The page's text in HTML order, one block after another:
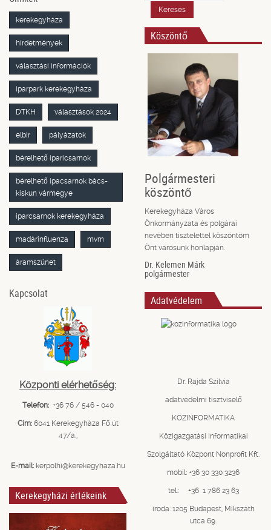
kerekegyháza
hirdetmények
választási információk
iparpark kerekegyháza
DTKH választások 2024
elbir pályázatok
bérelhető iparicsarnok
bérelhető ipacsarnok bács-
kiskun vármegye
iparcsarnok kerekegyháza
madárinfluenza mvm
áramszünet
Kapcsolat
Központi elérhetőség:
Telefon: +36 76 / 546 - 040
Cím: 6041 Kerekegyháza Fő út
47/a.,
E-mail: kerpolhi@kerekegyhaza.hu
Kerekegyházi értékeink
Keresés
Köszöntő
Polgármesteri
köszöntő
Kerekegyháza Város
Önkormányzata és polgárai
nevében tisztelettel köszöntöm
Önt városunk honlapján.
Dr. Kelemen Márk
polgármester
Adatvédelem
Dr. Rajda Szilvia
adatvédelmi tisztviselő
KÖZINFORMATIKA
Közigazgatási Informatikai
Szolgáltató Központ Nonprofit Kft.
mobil: +36 30 330 3236
tel.: +36 1 786 23 63
iroda: 1205 Budapest, Mikszáth
utca 69.